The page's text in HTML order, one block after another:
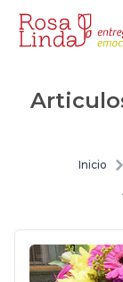
Inicio